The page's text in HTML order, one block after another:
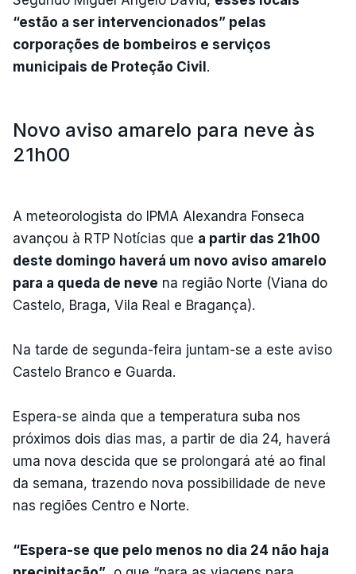
“estão a ser intervencionados” pelas
corporações de bombeiros e serviços
municipais de Proteção Civil.
Novo aviso amarelo para neve às
21h00
A meteorologista do IPMA Alexandra Fonseca
avançou à RTP Notícias que a partir das 21h00
deste domingo haverá um novo aviso amarelo
para a queda de neve na região Norte (Viana do
Castelo, Braga, Vila Real e Bragança).
Na tarde de segunda-feira juntam-se a este aviso
Castelo Branco e Guarda.
Espera-se ainda que a temperatura suba nos
próximos dois dias mas, a partir de dia 24, haverá
uma nova descida que se prolongará até ao final
da semana, trazendo nova possibilidade de neve
nas regiões Centro e Norte.
“Espera-se que pelo menos no dia 24 não haja